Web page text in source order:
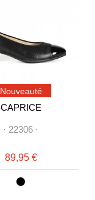
Nouveauté
CAPRICE
· 22306 ·
89,95 €